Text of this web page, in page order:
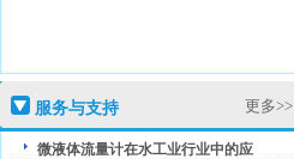
盛恩商标注册证
服务与支持 更多>>
微液体流量计在水工业行业中的应